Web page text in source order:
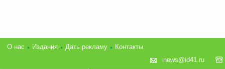
О нас Издания Дать рекламу
Контакты
news@id41.ru